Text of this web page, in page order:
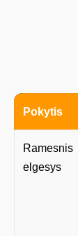
Pokytis
Ramesnis
elgesys